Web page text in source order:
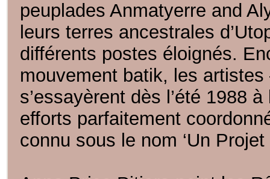
peuplades Anmatyerre and
leurs terres ancestrales
différents postes éloignés.
mouvement batik, les
s’essayèrent dès l’été 1988
efforts parfaitement
connu sous le nom ‘Un Projet